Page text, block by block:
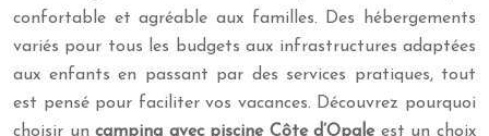
confortable et agréable aux familles. Des hébergements
variés pour tous les budgets aux infrastructures adaptées
aux enfants en passant par des services pratiques, tout
est pensé pour faciliter vos vacances. Découvrez pourquoi
choisir uncamping avec piscine Côte d’Opale est un choix